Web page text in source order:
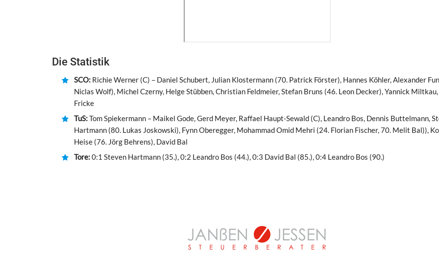
Die Statistik
SCO: Richie Werner (C) – Daniel Schubert, Julian Klostermann (70. Patrick Förster), Hannes Köhler, Alexander
Niclas Wolf), Michel Czerny, Helge Stübben, Christian Feldmeier, Stefan Bruns (46. Leon Decker), Yannick
Fricke
TuS:Tom Spiekermann – Maikel Gode, Gerd Meyer, Raffael Haupt-Sewald (C), Leandro Bos, Dennis Buttelmann,
Hartmann (80. Lukas Joskowski), Fynn Oberegger, Mohammad Omid Mehri (24. Florian Fischer, 70. Melit Bal)),
Heise (76. Jörg Behrens), David Bal
Tore:0:1 Steven Hartmann (35.), 0:2 Leandro Bos (44.), 0:3 David Bal (85.), 0:4 Leandro Bos (90.)